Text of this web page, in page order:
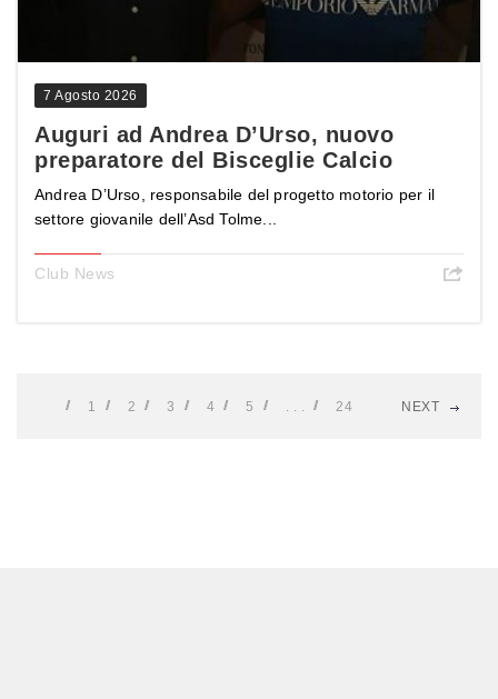
7 Agosto 2026
Auguri ad Andrea D’Urso, nuovo
preparatore del Bisceglie Calcio
Andrea D’Urso, responsabile del progetto motorio per il
settore giovanile dell’Asd Tolme...
Club News
1 2 3 4 5 . . . 24 NEXT